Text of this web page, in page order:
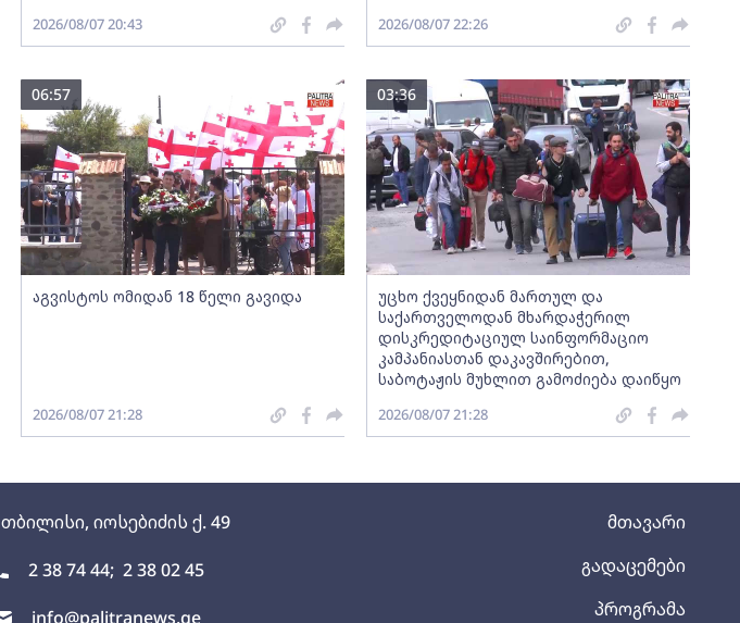
თბილისი, იოსებიძის ქ. 49
2 38 74 44; 2 38 02 45
info@palitranews.ge
მთავარი
გადაცემები
პროგრამა
2026/08/07 20:43 2026/08/07 22:26
აგვისტოს ომიდან 18 წელი გავიდა
06:57
2026/08/07 21:28
უცხო ქვეყნიდან მართულ და
საქართველოდან მხარდაჭერილ
დისკრედიტაციულ საინფორმაციო
კამპანიასთან დაკავშირებით,
საბოტაჟის მუხლით გამოძიება დაიწყო
03:36
2026/08/07 21:28